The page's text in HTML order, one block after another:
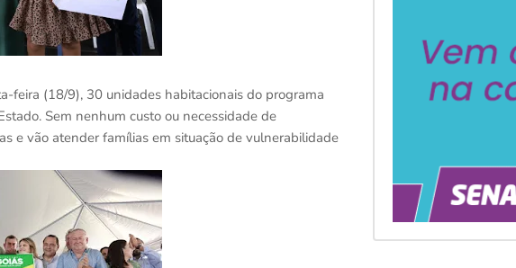
feira (18/9), 30 unidades habitacionais do programa
Sem nenhum custo ou necessidade de
e vão atender famílias em situação de vulnerabilidade